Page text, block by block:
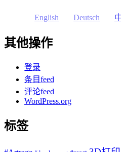
English Deutsch
其他操作
登录
条目feed
评论feed
WordPress.org
标签